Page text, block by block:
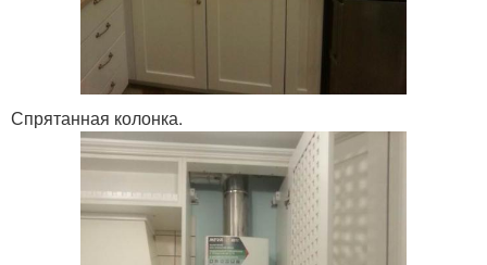
Спрятанная колонка.